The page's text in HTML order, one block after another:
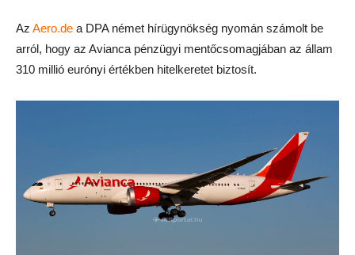
Az Aero.de a DPA német hírügynökség nyomán számolt be
arról, hogy az Avianca pénzügyi mentőcsomagjában az állam
310 millió eurónyi értékben hitelkeretet biztosít.